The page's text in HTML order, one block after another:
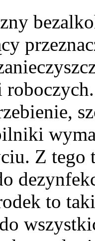
Z tego
to